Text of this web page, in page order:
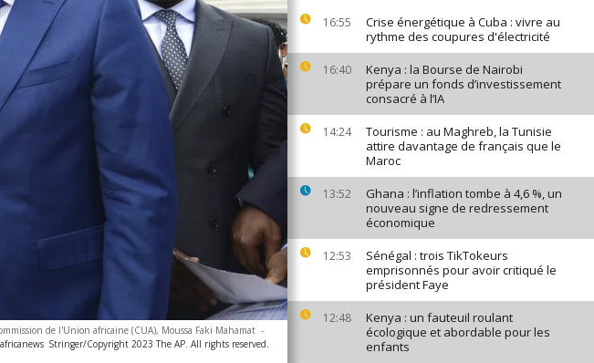
16:55
Crise énergétique à Cuba : vivre au
rythme des coupures d'électricité
16:40
Kenya : la Bourse de Nairobi
prépare un fonds d’investissement
consacré à l’IA
14:24
Tourisme : au Maghreb, la Tunisie
attire davantage de français que le
Maroc
13:52
Ghana : l’inflation tombe à 4,6 %, un
nouveau signe de redressement
économique
12:53
Sénégal : trois TikTokeurs
emprisonnés pour avoir critiqué le
président Faye
12:48
Kenya : un fauteuil roulant
écologique et abordable pour les
enfants
de l'Union africaine (CUA), Moussa Faki Mahamat -
Stringer/Copyright 2023 The AP. All rights reserved.